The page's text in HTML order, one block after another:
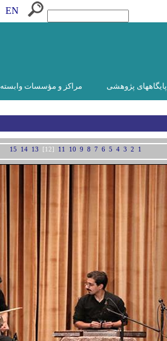
EN
پایگاههای پژوهشی مراکز و مؤسسات وابسته
1
2
3
4
5
6
7
8
9
10
11
[12]
13
14
15